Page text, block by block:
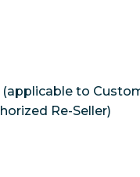
(applicable to
Re-Seller)